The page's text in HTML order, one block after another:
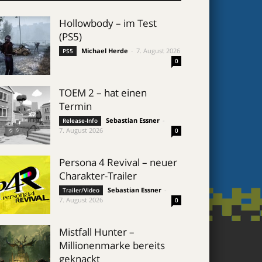
Hollowbody – im Test
(PS5)
PS5 Michael Herde 7. August 2026
0
TOEM 2 – hat einen
Termin
Release-Info Sebastian Essner
7. August 2026
0
Persona 4 Revival – neuer
Charakter-Trailer
Trailer/Video Sebastian Essner
7. August 2026
0
Mistfall Hunter –
Millionenmarke bereits
geknackt